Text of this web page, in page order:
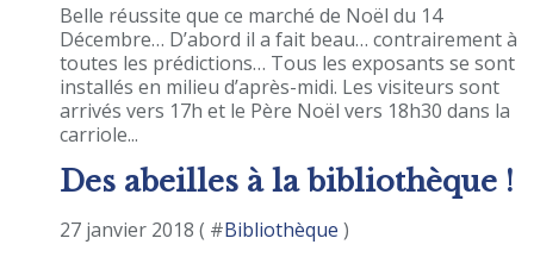
Belle réussite que ce marché de Noël du 14
Décembre… D’abord il a fait beau… contrairement à
toutes les prédictions… Tous les exposants se sont
installés en milieu d’après-midi. Les visiteurs sont
arrivés vers 17h et le Père Noël vers 18h30 dans la
carriole...
Des abeilles à la bibliothèque !
27 janvier 2018 ( #Bibliothèque )